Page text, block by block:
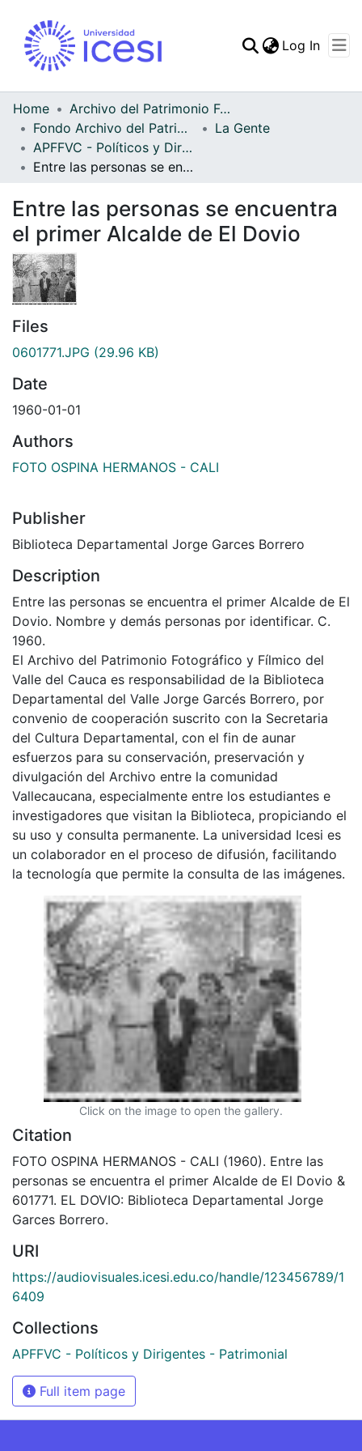
Statistics
Log In
Home
Archivo del Patrimonio Fotográfico y Fílmico del Valle del Cauca
Fondo Archivo del Patrimonio Fotográfico y Fílmico del Valle del Cauca
La Gente
APFFVC - Políticos y Dirigentes - Patrimonial
Entre las personas se encuentra el primer Alcalde de El Dovio
Entre las personas se encuentra
el primer Alcalde de El Dovio
Files
0601771.JPG (29.96 KB)
Date
1960-01-01
Authors
FOTO OSPINA HERMANOS - CALI
Publisher
Biblioteca Departamental Jorge Garces Borrero
Description
Entre las personas se encuentra el primer Alcalde de El
Dovio. Nombre y demás personas por identificar. C.
1960.
El Archivo del Patrimonio Fotográfico y Fílmico del
Valle del Cauca es responsabilidad de la Biblioteca
Departamental del Valle Jorge Garcés Borrero, por
convenio de cooperación suscrito con la Secretaria
del Cultura Departamental, con el fin de aunar
esfuerzos para su conservación, preservación y
divulgación del Archivo entre la comunidad
Vallecaucana, especialmente entre los estudiantes e
investigadores que visitan la Biblioteca, propiciando el
su uso y consulta permanente. La universidad Icesi es
un colaborador en el proceso de difusión, facilitando
la tecnología que permite la consulta de las imágenes.
Click on the image to open the gallery.
Citation
FOTO OSPINA HERMANOS - CALI (1960). Entre las
personas se encuentra el primer Alcalde de El Dovio &
601771. EL DOVIO: Biblioteca Departamental Jorge
Garces Borrero.
URI
https://audiovisuales.icesi.edu.co/handle/123456789/1
6409
Collections
APFFVC - Políticos y Dirigentes - Patrimonial
Full item page